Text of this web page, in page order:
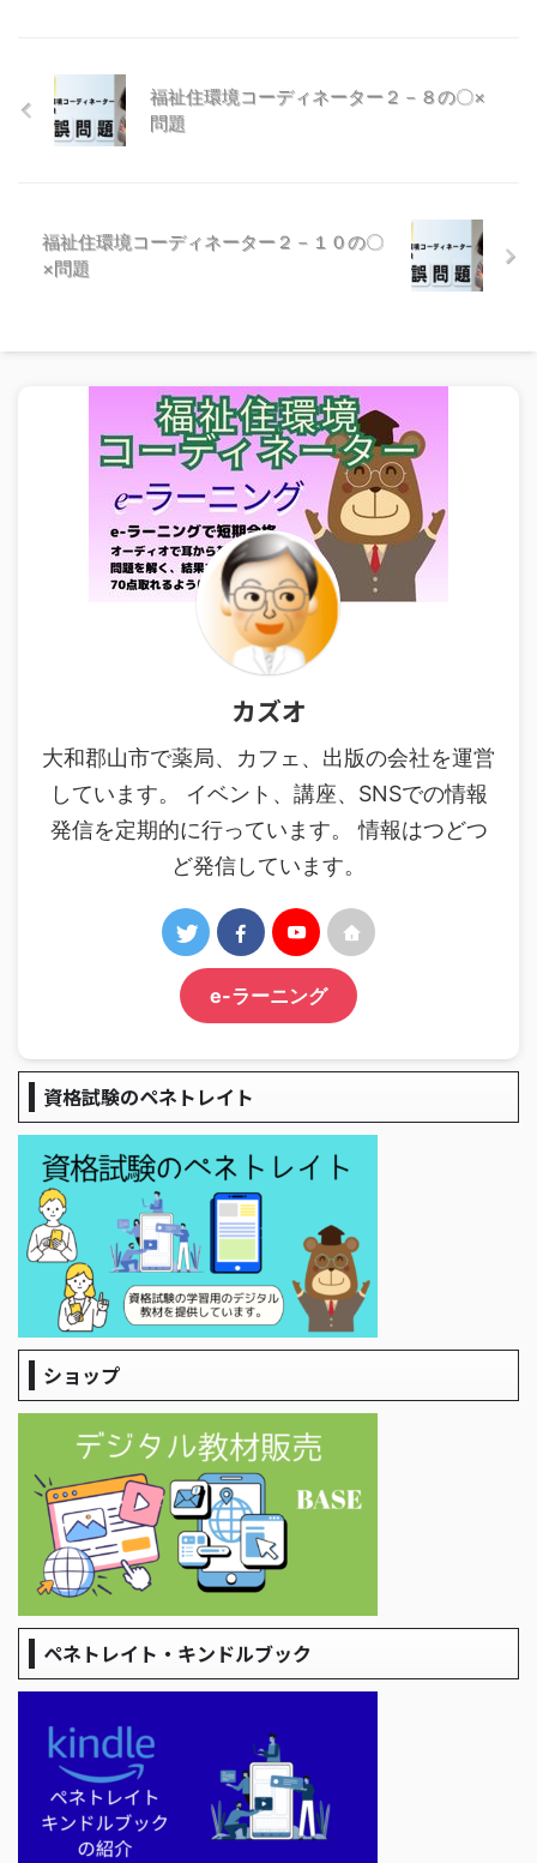
福祉住環境コーディネーター２－８の〇×
問題
福祉住環境コーディネーター２－１０の〇
×問題
カズオ
大和郡山市で薬局、カフェ、出版の会社を運営
しています。 イベント、講座、SNSでの情報
発信を定期的に行っています。 情報はつどつ
ど発信しています。
e-ラーニング
資格試験のペネトレイト
ショップ
ペネトレイト・キンドルブック